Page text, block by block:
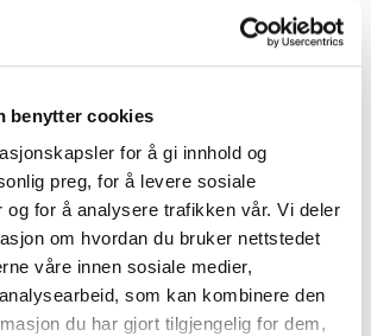
benytter cookies
for å gi innhold og
preg, for å levere sosiale
og for å analysere trafikken vår. Vi deler
om hvordan du bruker nettstedet
våre innen sosiale medier,
som kan kombinere den
du har gjort tilgjengelig for dem,